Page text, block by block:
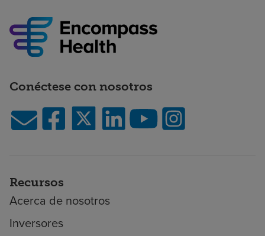
Conéctese con nosotros
Recursos
Acerca de nosotros
Inversores